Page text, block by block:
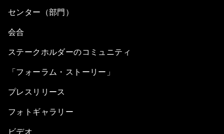
センター（部門）
会合
ステークホルダーのコミュニティ
「フォーラム・ストーリー」
プレスリリース
フォトギャラリー
ビデオ